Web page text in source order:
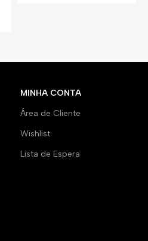
MINHA CONTA
Área de Cliente
Wishlist
Lista de Espera